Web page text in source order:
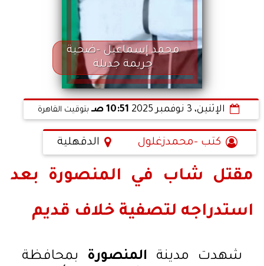
محمد إسماعيل -ضحية
جريمة جديلة
الإثنين، 3 نوفمبر 2025 10:51 صـ بتوقيت القاهرة
كتب -محمدزغلول الدقهلية
مقتل شاب في المنصورة بعد
استدراجه لتصفية خلاف قديم
شهدت مدينة المنصورة بمحافظة